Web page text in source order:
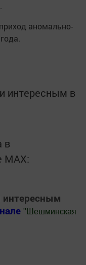
аномально-
интересным в
в
MАХ:
" Шешминская